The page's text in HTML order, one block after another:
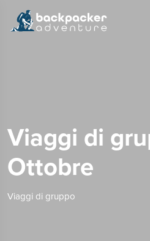
Viaggi di
Ottobre
Viaggi di gruppo